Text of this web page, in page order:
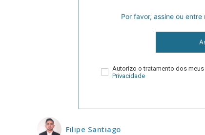
Por favor, assine ou
Autorizo o tratamento dos
Privacidade
Filipe Santiago